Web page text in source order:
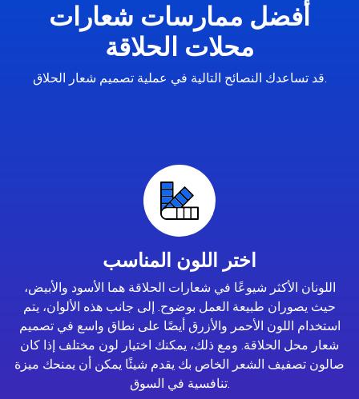
أفضل ممارسات شعارات
محلات الحلاقة
قد تساعدك النصائح التالية في عملية تصميم شعار الحلاق.
اختر اللون المناسب
اللونان الأكثر شيوعًا في شعارات الحلاقة هما الأسود والأبيض،
حيث يصوران طبيعة العمل بوضوح. إلى جانب هذه الألوان، يتم
استخدام اللون الأحمر والأزرق أيضًا على نطاق واسع في تصميم
شعار محل الحلاقة. ومع ذلك، يمكنك اختيار لون مختلف إذا كان
صالون تصفيف الشعر الخاص بك يقدم شيئًا يمكن أن يمنحك ميزة
تنافسية في السوق.